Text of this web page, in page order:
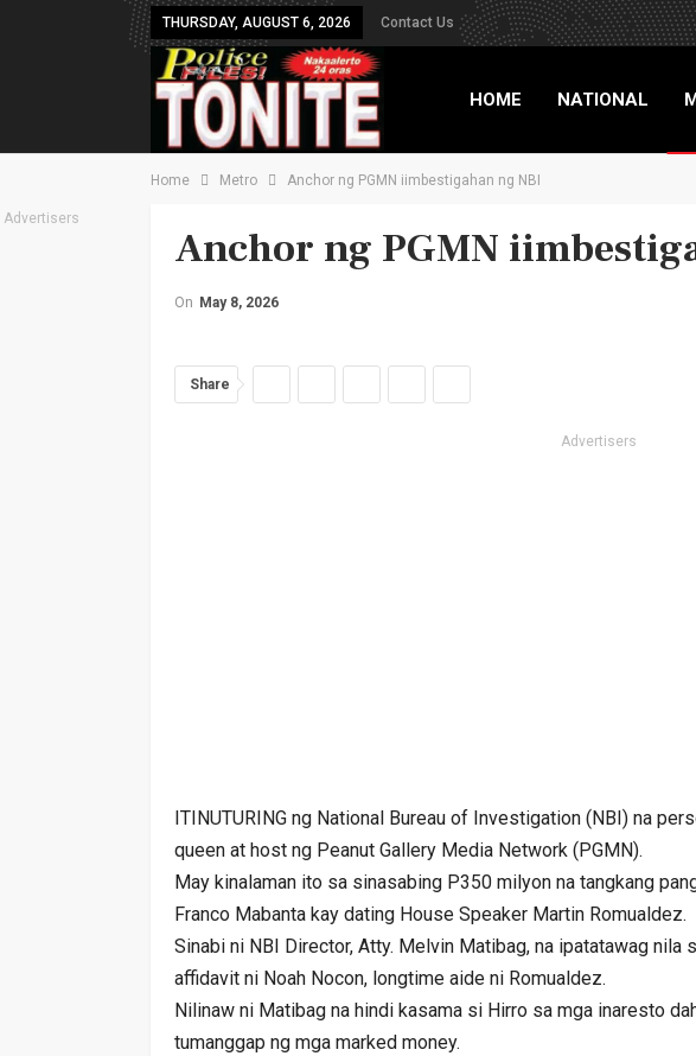
THURSDAY, AUGUST 6, 2026 Contact Us
HOME NATIONAL
Home Metro Anchor ng PGMN iimbestigahan ng NBI
Advertisers
Anchor ng PGMN
On May 8, 2026
Share
Advertisers
ITINUTURING ng National Bureau of Investigation (NBI) na
queen at host ng Peanut Gallery Media Network (PGMN).
May kinalaman ito sa sinasabing P350 milyon na tangkang
Franco Mabanta kay dating House Speaker Martin Romualdez.
Sinabi ni NBI Director, Atty. Melvin Matibag, na ipatatawag
affidavit ni Noah Nocon, longtime aide ni Romualdez.
Nilinaw ni Matibag na hindi kasama si Hirro sa mga inaresto
tumanggap ng mga marked money.